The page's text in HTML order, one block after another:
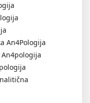
An4Pologija